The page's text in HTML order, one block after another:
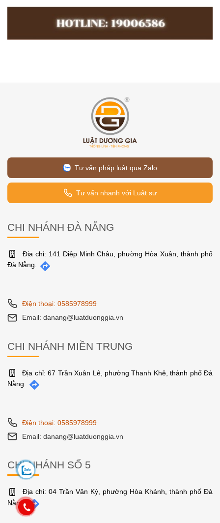
Tư vấn pháp luật qua Zalo
Tư vấn nhanh với Luật sư
CHI NHÁNH ĐÀ NẴNG
Địa chỉ: 141 Diệp Minh Châu, phường Hòa Xuân, thành phố
Đà Nẵng.
Điện thoại: 0585978999
Email: danang@luatduonggia.vn
CHI NHÁNH MIỀN TRUNG
Địa chỉ: 67 Trần Xuân Lê, phường Thanh Khê, thành phố Đà
Nẵng.
Điện thoại: 0585978999
Email: danang@luatduonggia.vn
CHI NHÁNH SỐ 5
Địa chỉ: 04 Trần Văn Kỷ, phường Hòa Khánh, thành phố Đà
Nẵng.